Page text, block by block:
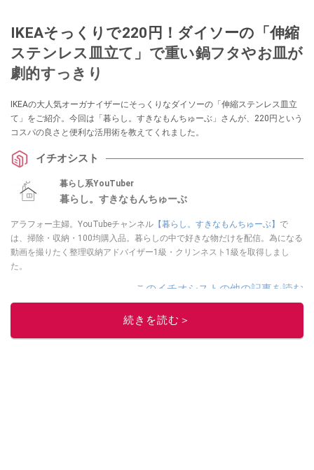
IKEAそっくりで220円！ダイソーの「伸縮
ステンレス皿立て」で重い鍋フタやお皿が
劇的すっきり
IKEAの大人気オーガナイザーにそっくりなダイソーの「伸縮ステンレス皿立
て」をご紹介。今回は「暮らし。すきなもんちゅーぶ」さんが、220円という
コスパの良さと便利な活用術を教えてくれました。
イチオシスト
暮らし系YouTuber
暮らし。すきなもんちゅーぶ
アラフォー主婦。YouTubeチャンネル 【暮らし。すきなもんちゅーぶ】 で
は、掃除・収納・100均購入品。暮らしの中で好きな物だけを配信。為になる
動画を撮りたく整理収納アドバイザー1級・クリンネスト1級を取得しまし
た。
このイチオシストの他の記事を読む
続きを読む＞